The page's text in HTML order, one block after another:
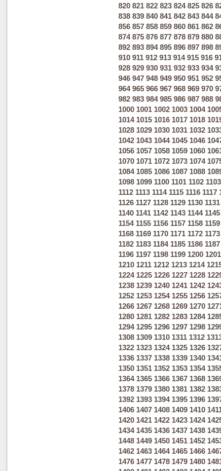
820 821 822 823 824 825 826
838 839 840 841 842 843 844
856 857 858 859 860 861 862
874 875 876 877 878 879 880
892 893 894 895 896 897 898
910 911 912 913 914 915 916
928 929 930 931 932 933 934
946 947 948 949 950 951 952
964 965 966 967 968 969 970
982 983 984 985 986 987 988
1000 1001 1002 1003 1004
1014 1015 1016 1017 1018
1028 1029 1030 1031 1032
1042 1043 1044 1045 1046
1056 1057 1058 1059 1060
1070 1071 1072 1073 1074
1084 1085 1086 1087 1088
1098 1099 1100 1101 1102 1103
1112 1113 1114 1115 1116 1117
1126 1127 1128 1129 1130 1131
1140 1141 1142 1143 1144 1145
1154 1155 1156 1157 1158 1159
1168 1169 1170 1171 1172 1173
1182 1183 1184 1185 1186 1187
1196 1197 1198 1199 1200 1201
1210 1211 1212 1213 1214
1224 1225 1226 1227 1228
1238 1239 1240 1241 1242
1252 1253 1254 1255 1256
1266 1267 1268 1269 1270
1280 1281 1282 1283 1284
1294 1295 1296 1297 1298
1308 1309 1310 1311 1312
1322 1323 1324 1325 1326
1336 1337 1338 1339 1340
1350 1351 1352 1353 1354
1364 1365 1366 1367 1368
1378 1379 1380 1381 1382
1392 1393 1394 1395 1396
1406 1407 1408 1409 1410
1420 1421 1422 1423 1424
1434 1435 1436 1437 1438
1448 1449 1450 1451 1452
1462 1463 1464 1465 1466
1476 1477 1478 1479 1480